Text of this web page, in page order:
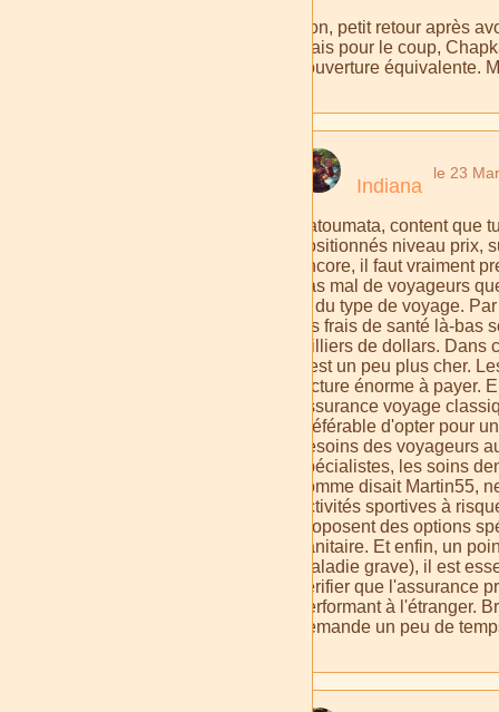
Bon, petit retour après
mais pour le coup,
couverture équivalente.
Indiana
le 23
Fatoumata, content que
positionnés niveau prix,
encore, il faut vraiment
pas mal de voyageurs
et du type de voyage.
les frais de santé là-bas
milliers de dollars.
c'est un peu plus cher.
facture énorme à payer.
assurance voyage
préférable d'opter pour
besoins des voyageurs
spécialistes, les soins
comme disait Martin55,
activités sportives à
proposent des options
sanitaire. Et enfin, un
maladie grave), il est
vérifier que l'assurance
performant à l'étranger.
demande un peu de